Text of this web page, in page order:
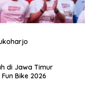
di Jawa Timur
Bike 2026